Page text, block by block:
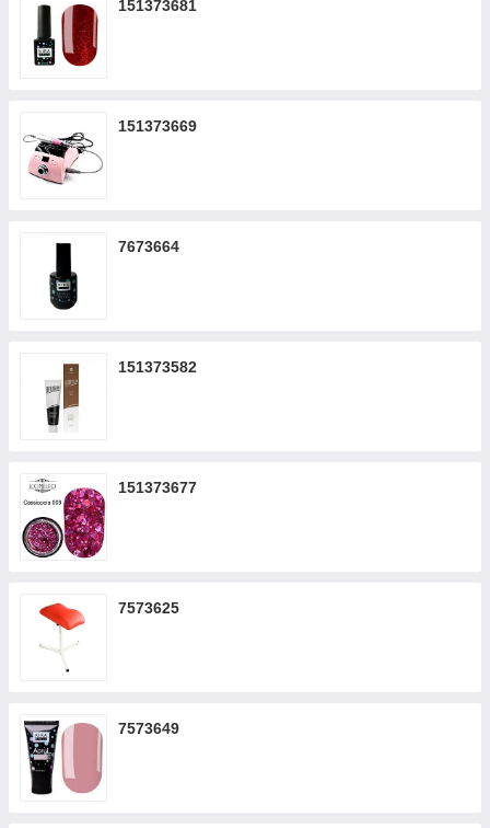
151373681
151373669
7673664
151373582
151373677
7573625
7573649